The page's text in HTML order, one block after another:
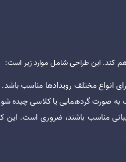
کند. این طراحی شامل موارد زیر است:
انواع مختلف رویدادها مناسب باشد.
به صورت گردهمایی یا کلاسی چیده
مناسب باشند، ضروری است. این